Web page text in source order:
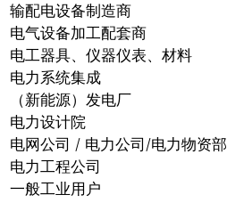
输配电设备制造商
电气设备加工配套商
电工器具、仪器仪表、材料
电力系统集成
（新能源）发电厂
电力设计院
电网公司 / 电力公司/电力物资部
电力工程公司
一般工业用户